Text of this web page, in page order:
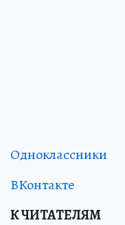
Одноклассники
ВКонтакте
К ЧИТАТЕЛЯМ